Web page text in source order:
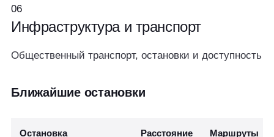
06
Инфраструктура и транспорт
Общественный транспорт, остановки и доступность
Ближайшие остановки
Остановка Расстояние Маршруты